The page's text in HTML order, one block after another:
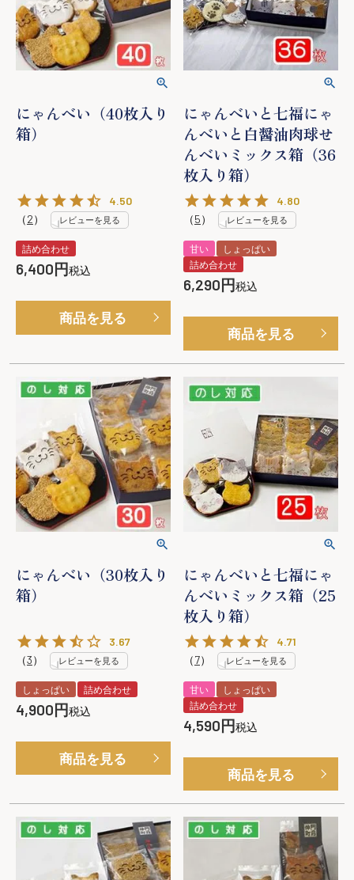
にゃんべい（40枚入り
箱）
4.50
（2） レビューを見る
詰め合わせ
6,400 税込
商品を見る
にゃんべいと七福にゃ
んべいと白醤油肉球せ
んべいミックス箱（36
枚入り箱）
4.80
（5） レビューを見る
甘い
しょっぱい
詰め合わせ
6,290 税込
商品を見る
にゃんべい（30枚入り
箱）
3.67
（3） レビューを見る
しょっぱい 詰め合わせ
4,900 税込
商品を見る
にゃんべいと七福にゃ
んべいミックス箱（25
枚入り箱）
4.71
（7） レビューを見る
甘い
しょっぱい
詰め合わせ
4,590 税込
商品を見る